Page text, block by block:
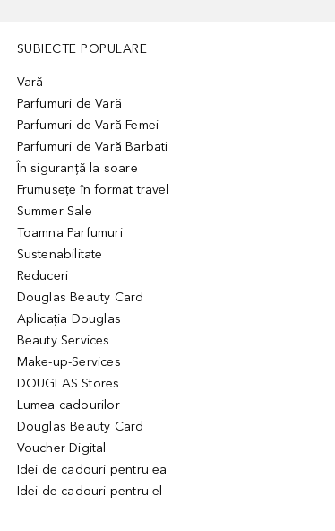
SUBIECTE POPULARE
Vară
Parfumuri de Vară
Parfumuri de Vară Femei
Parfumuri de Vară Barbati
În siguranță la soare
Frumusețe în format travel
Summer Sale
Toamna Parfumuri
Sustenabilitate
Reduceri
Douglas Beauty Card
Aplicația Douglas
Beauty Services
Make-up-Services
DOUGLAS Stores
Lumea cadourilor
Douglas Beauty Card
Voucher Digital
Idei de cadouri pentru ea
Idei de cadouri pentru el